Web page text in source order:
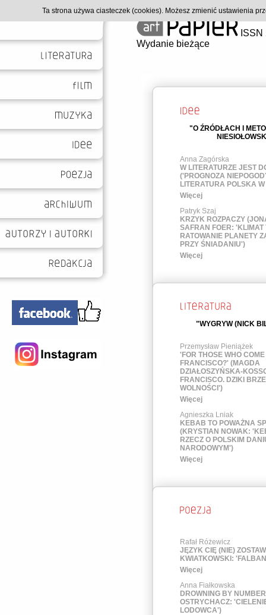
Wydanie bieżące
"O ŹRÓDŁACH I
Anna Zagórska
W LITERATURZE JEST
('PROGNOZA
LITERATURA POLSKA
Więcej
Patryk Szaj
KRZYK ROZPACZY
SAFRAN FOER: 'KLIMAT
RATOWANIE PLANETY
PRZY ŚNIADANIU')
Więcej
"WYGRYW (NICK
Przemysław Pieniążek
'FOR THOSE WHO
FRANCISCO?' (MAGDA
DZIAŁOSZYŃSKA-
FRANCISCO. DZIKI
WOLNOŚCI')
Więcej
Agnieszka Lniak
KEBAB TO POWAŻNA
(KRYSTIAN NOWAK:
RZECZ O POLSKIM
NARODOWYM')
Więcej
Rafał Różewicz
JĘZYK CIĘ (NIE)
KWIATKOWSKI:
Więcej
Anna Fiałkowska
DROWNING BY
OSTRYCHACZ:
LODOWCA')
Ta strona używa ciasteczek (cookies). Możesz zmienić ustawienia